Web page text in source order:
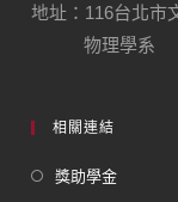
地址：116台北市
物理學系
相關連結
獎助學金